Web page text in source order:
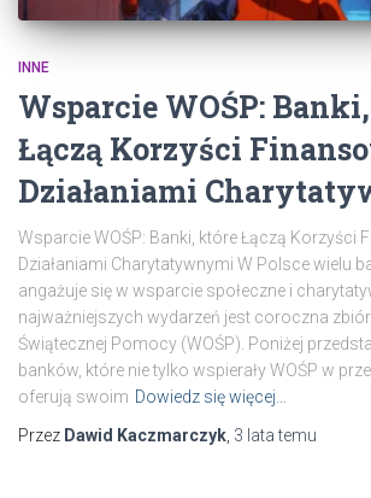
INNE
Wsparcie WOŚP:
Łączą Korzyści
Działaniami
Wsparcie WOŚP: Banki, które Łączą Korzyści
Działaniami Charytatywnymi W Polsce wielu
angażuje się w wsparcie społeczne i
najważniejszych wydarzeń jest coroczna
Świątecznej Pomocy (WOŚP). Poniżej
banków, które nie tylko wspierały WOŚP w
oferują swoim Dowiedz się więcej…
Przez Dawid Kaczmarczyk 3 latatemu